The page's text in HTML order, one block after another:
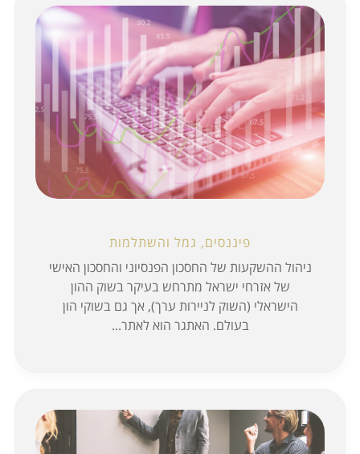
פיננסים, גמל והשתלמות
ניהול ההשקעות של החסכון הפנסיוני והחסכון האישי
של אזרחי ישראל מתרחש בעיקר בשוק ההון
הישראלי (השוק לניירות ערך), אך גם בשוקי הון
בעולם. האתגר הוא לאתר...